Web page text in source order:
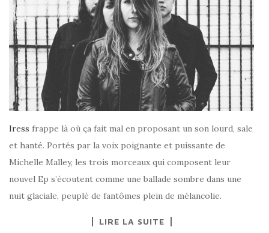
Iress frappe là où ça fait mal en proposant un son lourd, sale
et hanté. Portés par la voix poignante et puissante de
Michelle Malley, les trois morceaux qui composent leur
nouvel Ep s’écoutent comme une ballade sombre dans une
nuit glaciale, peuplé de fantômes plein de mélancolie.
LIRE LA SUITE